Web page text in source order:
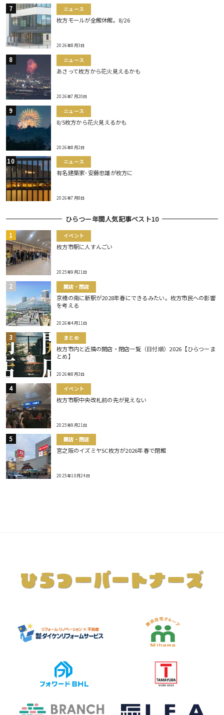
ニュース
枚方モールが全館休館。8/26
2026年8月3日
ニュース
あさって枚方から花火見えるかも
2026年7月20日
ニュース
8/5枚方から花火見えるかも
2026年8月2日
ニュース
有名建築家･安藤忠雄が枚方に
2026年7月8日
ひらつー年間人気記事ベスト10
イベント
枚方市駅に人すんごい
2025年9月21日
開店・閉店
京橋の南に新駅が2028年春にできるみたい。枚方市民への影響
を考える
2026年4月11日
まとめ
枚方市内と近隣の開店・閉店一覧（日付順）2026【ひらつーま
とめ】
2026年8月3日
イベント
枚方市駅中央改札前の先が見えない
2025年9月21日
開店・閉店
宮之阪のイズミヤSC枚方が2026年春で閉館
2025年10月24日